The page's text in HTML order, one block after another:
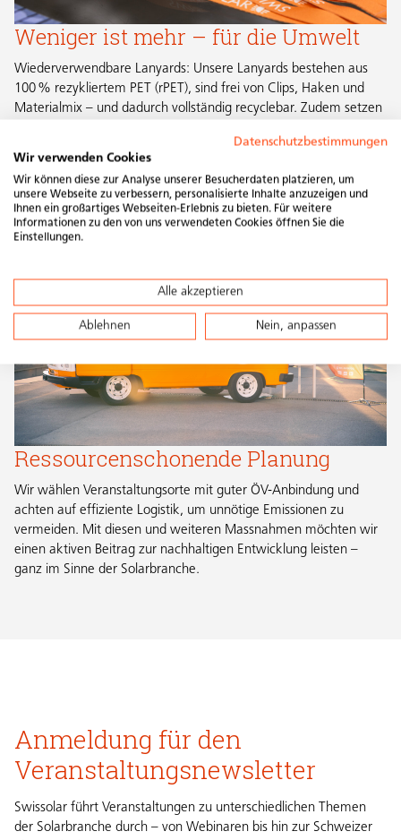
Weniger ist mehr – für die Umwelt
Wiederverwendbare Lanyards: Unsere Lanyards bestehen aus
100 % rezykliertem PET (rPET), sind frei von Clips, Haken und
Materialmix – und dadurch vollständig recyclebar. Zudem setzen
Ressourcenschonende Planung
Wir wählen Veranstaltungsorte mit guter ÖV-Anbindung und
achten auf effiziente Logistik, um unnötige Emissionen zu
vermeiden. Mit diesen und weiteren Massnahmen möchten wir
einen aktiven Beitrag zur nachhaltigen Entwicklung leisten –
ganz im Sinne der Solarbranche.
Anmeldung für den
Veranstaltungsnewsletter
Swissolar führt Veranstaltungen zu unterschiedlichen Themen
der Solarbranche durch – von Webinaren bis hin zur Schweizer
Datenschutzbestimmungen
Wir verwenden Cookies
Wir können diese zur Analyse unserer Besucherdaten platzieren, um
unsere Webseite zu verbessern, personalisierte Inhalte anzuzeigen und
Ihnen ein großartiges Webseiten-Erlebnis zu bieten. Für weitere
Informationen zu den von uns verwendeten Cookies öffnen Sie die
Einstellungen.
Alle akzeptieren
Ablehnen Nein, anpassen